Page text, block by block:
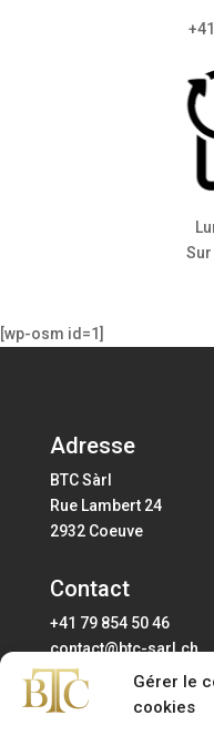
Gérer le
cookies
[wp-osm id=1]
Adresse
BTC Sàrl
Rue Lambert 24
2932 Coeuve
Contact
+41 79 854 50 46
contact@btc-sarl.ch
Horaires